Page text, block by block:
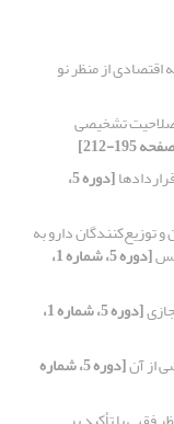
از منظر نو
تشخیصی
[دوره 5،
و توزیع‌کنندگان دارو به
[دوره 5، شماره 1،
[دوره 5، شماره 1،
از آن [دوره 5، شماره